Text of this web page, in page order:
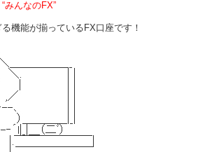
“みんなのFX”
機能が揃っているFX口座です！